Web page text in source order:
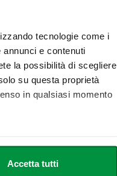
tecnologie come i
e contenuti
la possibilità di scegliere
su questa proprietà
in qualsiasi momento
(impronte digitali).
Accetta tutti